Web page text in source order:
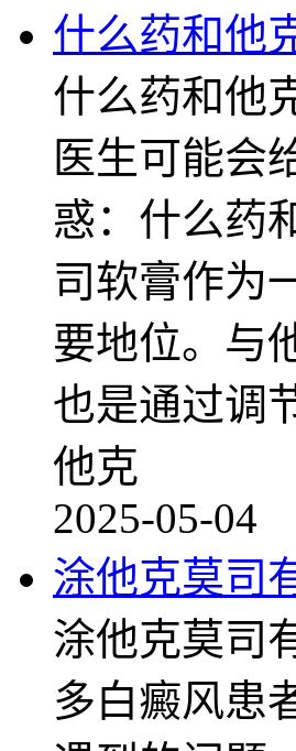
什么药和他
什么药和他
医生可能会
惑：什么药
司软膏作为
要地位。与
也是通过调
他克
2025-05-04
涂他克莫司
涂他克莫司
多白癜风患